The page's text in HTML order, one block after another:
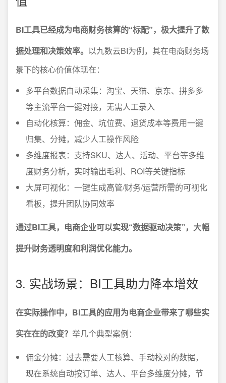
BI工具已经成为电商财务核算的“标配”，极大提升了数
据处理和决策效率。 以九数云BI为例，其在电商财务场
景下的核心价值体现在：
多平台数据自动采集：淘宝、天猫、京东、拼多多
等主流平台一键对接，无需人工录入
自动化核算：佣金、坑位费、退货成本等费用一键
归集、分摊，减少人工操作风险
多维度报表：支持SKU、达人、活动、平台等多维
度财务分析，实时输出毛利、ROI等关键指标
大屏可视化：一键生成高管/财务/运营所需的可视化
看板，提升团队协同效率
通过BI工具，电商企业可以实现“数据驱动决策”，大幅
提升财务透明度和利润优化能力。
3. 实战场景：BI工具助力降本增效
在实际操作中，BI工具的应用为电商企业带来了哪些实
实在在的改变？ 举几个典型案例：
佣金分摊：过去需要人工核算、手动校对的数据，
现在系统自动按订单、达人、平台多维度分摊，节